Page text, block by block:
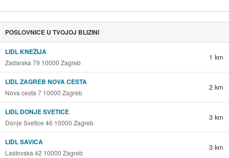
POSLOVNICE U TVOJOJ BLIZINI
LIDL KNEŽIJA
Zadarska 79 10000 Zagreb
1 km
LIDL ZAGREB NOVA CESTA
Nova cesta 7 10000 Zagreb
2 km
LIDL DONJE SVETICE
Donje Svetice 46 10000 Zagreb
3 km
LIDL SAVICA
Lastovska 42 10000 Zagreb
3 km